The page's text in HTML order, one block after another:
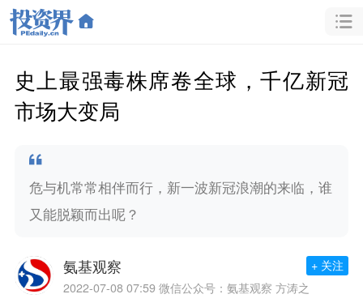
史上最强毒株席卷全球，千亿新冠
市场大变局
危与机常常相伴而行，新一波新冠浪潮的来临，谁
又能脱颖而出呢？
氨基观察
2022-07-08 07:59 微信公众号：氨基观察 方涛之
+ 关注